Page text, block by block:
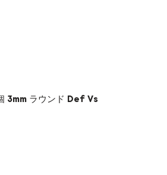
3mm ラウンド Def Vs